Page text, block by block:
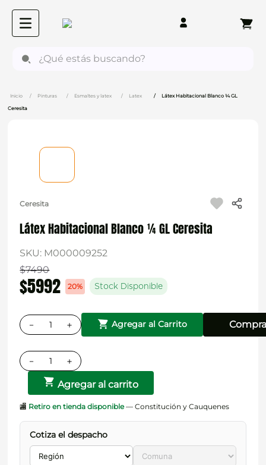
Pinturas Esmaltes y latex Latex Látex Habitacional Blanco ¼ GL
Ceresita
Ceresita
Látex Habitacional Blanco ¼ GL Ceresita
SKU: M000009252
$7490
$5992 20% Stock Disponible
＋
－ Agregar al Carrito
＋
－
Agregar al carrito
🏬 Retiro en tienda disponible— Constitución y Cauquenes
Cotiza el despacho